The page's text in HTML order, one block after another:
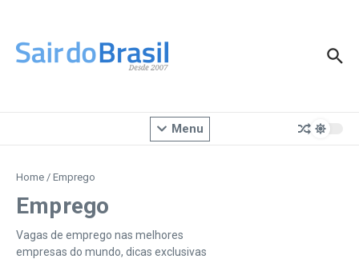
Menu
Home / Emprego
Emprego
Vagas de emprego nas melhores
empresas do mundo, dicas exclusivas